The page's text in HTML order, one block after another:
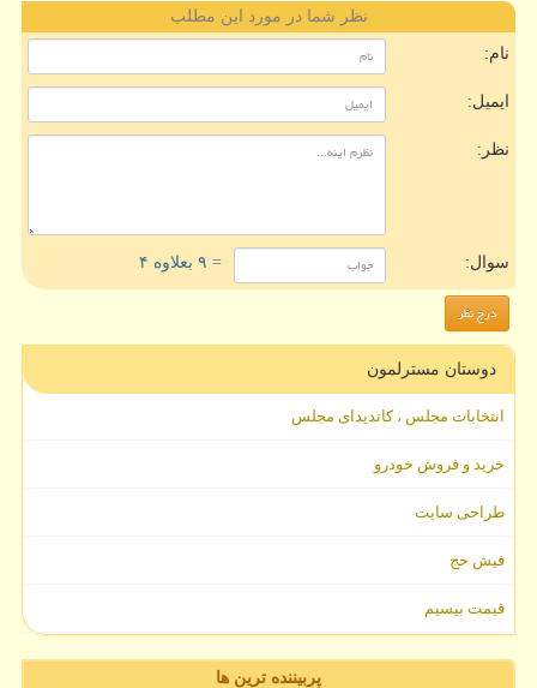
نظر شما در مورد این مطلب
نام:
ایمیل:
نظر:
سوال: = ۹ بعلاوه ۴
دوستان مسترلمون
انتخابات مجلس ، کاندیدای مجلس
خرید و فروش خودرو
طراحی سایت
فیش حج
قیمت بیسیم
پربیننده ترین ها